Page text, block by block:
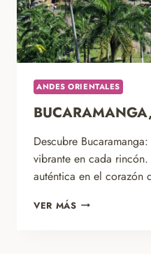
ANDES ORIENTALES
Descubre
vibrante en cada
auténtica en el corazón
VER MÁSBUCARAMANGA,